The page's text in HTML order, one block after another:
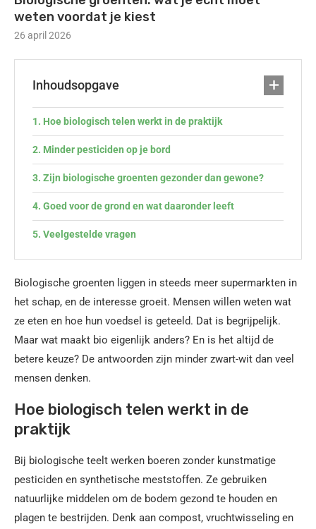
weten voordat je kiest
26 april 2026
Inhoudsopgave
Hoe biologisch telen werkt in de praktijk
Minder pesticiden op je bord
Zijn biologische groenten gezonder dan gewone?
Goed voor de grond en wat daaronder leeft
Veelgestelde vragen
Biologische groenten liggen in steeds meer supermarkten in
het schap, en de interesse groeit. Mensen willen weten wat
ze eten en hoe hun voedsel is geteeld. Dat is begrijpelijk.
Maar wat maakt bio eigenlijk anders? En is het altijd de
betere keuze? De antwoorden zijn minder zwart-wit dan veel
mensen denken.
Hoe biologisch telen werkt in de
praktijk
Bij biologische teelt werken boeren zonder kunstmatige
pesticiden en synthetische meststoffen. Ze gebruiken
natuurlijke middelen om de bodem gezond te houden en
plagen te bestrijden. Denk aan compost, vruchtwisseling en